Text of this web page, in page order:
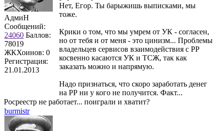
АдмиН
Сообщений:
24060 Баллов:
78019
ЖКХоинов: 0
Регистрация:
21.01.2013
Нет, Егор. Ты барыжишь выписками, мы
тоже.
Крики о том, что мы умрем от УК - согласен,
но от тебя и от меня - это цинизм... Проблемы
владельцев сервисов взаимодействия с РР
косвенно касаются УК и ТСЖ, так как
заказать можно и напрямую.
Надо признаться, что скоро заработать денег
на РР ни у кого не получится. Факт...
Росреестр не работает... поиграли и хватит?
burmistr